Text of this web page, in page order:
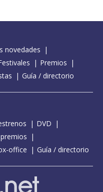
novedades
Premios
Guía / directorio
DVD
office Guía / directorio